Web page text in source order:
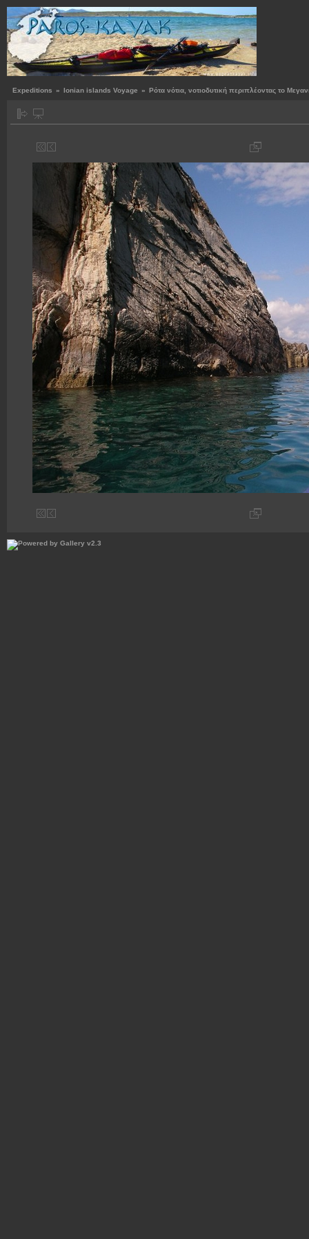
Expeditions » Ionian islands Voyage » Ρότα νότια, νοτιοδυτική περιπλέοντας το